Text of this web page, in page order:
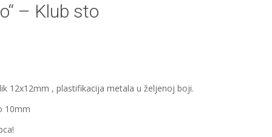
– Klub sto
12x12mm , plastifikacija metala u željenoj boji.
10mm